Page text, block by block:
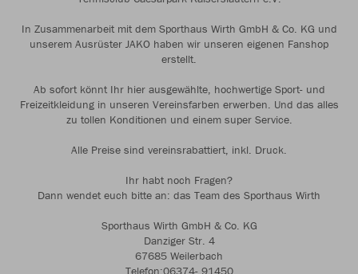
In Zusammenarbeit mit dem Sporthaus Wirth GmbH & Co. KG und
unserem Ausrüster JAKO haben wir unseren eigenen Fanshop
erstellt.
Ab sofort könnt Ihr hier ausgewählte, hochwertige Sport- und
Freizeitkleidung in unseren Vereinsfarben erwerben. Und das alles
zu tollen Konditionen und einem super Service.
Alle Preise sind vereinsrabattiert, inkl. Druck.
Ihr habt noch Fragen?
Dann wendet euch bitte an: das Team des Sporthaus Wirth
Sporthaus Wirth GmbH & Co. KG
Danziger Str. 4
67685 Weilerbach
Telefon:06374- 91450